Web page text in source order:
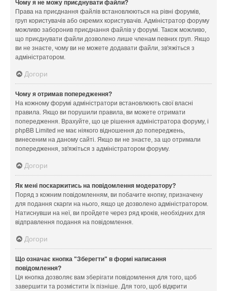
Чому я не можу приєднувати файли?
Права на приєднання файлів встановлюються на рівні форумів,
груп користувачів або окремих користувачів. Адміністратор форуму
можливо заборонив приєднання файлів у форумі. Також можливо,
що приєднувати файли дозволено лише членам певних груп. Якщо
ви не знаєте, чому ви не можете додавати файли, зв'яжіться з
адміністратором.
Догори
Чому я отримав попередження?
На кожному форумі адміністратори встановлюють свої власні
правила. Якщо ви порушили правила, ви можете отримати
попередження. Врахуйте, що це рішення адміністратора форуму, і
phpBB Limited не має ніякого відношення до попереджень,
винесеним на даному сайті. Якщо ви не знаєте, за що отримали
попередження, зв'яжіться з адміністратором форуму.
Догори
Як мені поскаржитись на повідомлення модератору?
Поряд з кожним повідомленням, ви побачите кнопку, призначену
для подання скарги на нього, якщо це дозволено адміністратором.
Натиснувши на неї, ви пройдете через ряд кроків, необхідних для
відправлення подання на повідомлення.
Догори
Що означає кнопка "Зберегти" в формі написання
повідомлення?
Ця кнопка дозволяє вам зберігати повідомлення для того, щоб
завершити та розмістити їх пізніше. Для того, щоб відкрити